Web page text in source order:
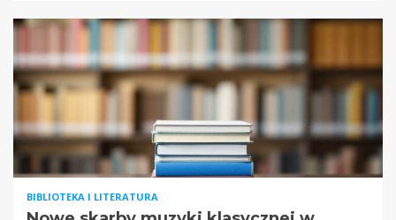
BIBLIOTEKA I LITERATURA